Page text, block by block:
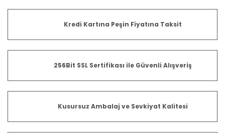
Kredi Kartına Peşin Fiyatına Taksit
256Bit SSL Sertifikası ile Güvenli Alışveriş
Kusursuz Ambalaj ve Sevkiyat Kalitesi